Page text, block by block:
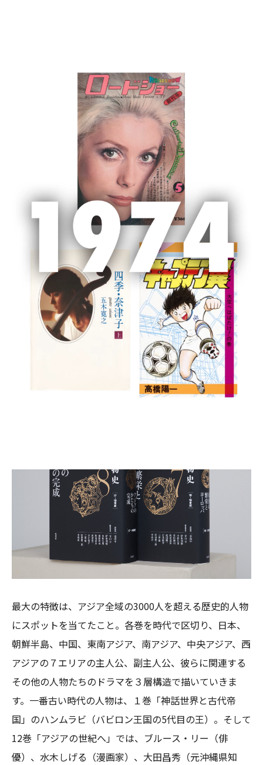
荒木飛呂彦氏が全カバーイラスト描き
下ろし。アジア全域の共通歴史財産と
なる、集英社創業95周年記念企画
『アジア人物史』
歴史を人物で切り取る新しい挑戦
2022年12月から刊行される全12巻の『アジア人物史』
は、集英社の創業95周年記念企画として、2007年から構
想が練られてきた一大プロジェクト。アジア地域の古代
から21世紀までを網羅した、初の本格的なアジア通史で
す。総監修は姜尚中氏、編集委員には現代アジア史研究
の第一人者10名が名を連ねました。
最大の特徴は、アジア全域の3000人を超える歴史的人物
にスポットを当てたこと。各巻を時代で区切り、日本、
朝鮮半島、中国、東南アジア、南アジア、中央アジア、西
アジアの７エリアの主人公、副主人公、彼らに関連する
その他の人物たちのドラマを３層構造で描いていきま
す。一番古い時代の人物は、１巻「神話世界と古代帝
国」のハンムラビ（バビロン王国の5代目の王）。そして
12巻「アジアの世紀へ」では、ブルース・リー（俳
優）、水木しげる（漫画家）、大田昌秀（元沖縄県知